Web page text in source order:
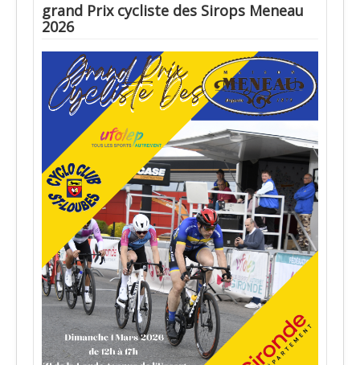
grand Prix cycliste des Sirops Meneau
2026